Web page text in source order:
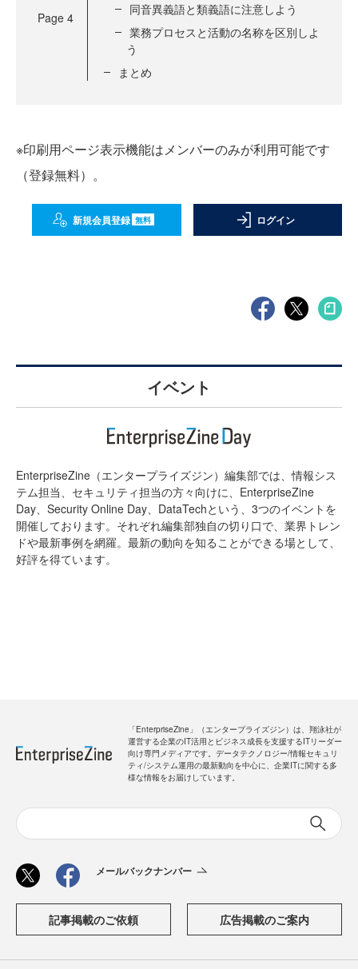
Page 4
同音異義語と類義語に注意しよう
業務プロセスと活動の名称を区別しよ
う
まとめ
※印刷用ページ表示機能はメンバーのみが利用可能です
（登録無料）。
新規会員登録 無料 ログイン
イベント
EnterpriseZine（エンタープライズジン）編集部では、情報シス
テム担当、セキュリティ担当の方々向けに、EnterpriseZine
Day、Security Online Day、DataTechという、3つのイベントを
開催しております。それぞれ編集部独自の切り口で、業界トレン
ドや最新事例を網羅。最新の動向を知ることができる場として、
好評を得ています。
「EnterpriseZine」（エンタープライズジン）は、翔泳社が
運営する企業のIT活用とビジネス成長を支援するITリーダー
向け専門メディアです。データテクノロジー/情報セキュリ
ティ/システム運用の最新動向を中心に、企業ITに関する多
様な情報をお届けしています。
メールバックナンバー
記事掲載のご依頼 広告掲載のご案内